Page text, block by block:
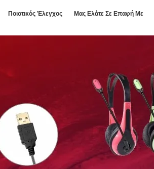
Ποιοτικός Έλεγχος Μας Ελάτε Σε Επαφή Με